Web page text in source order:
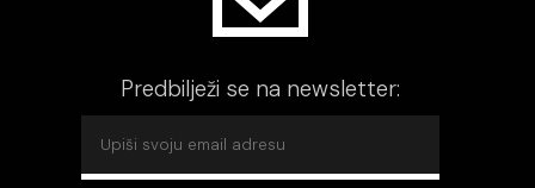
Predbilježi se na newsletter: